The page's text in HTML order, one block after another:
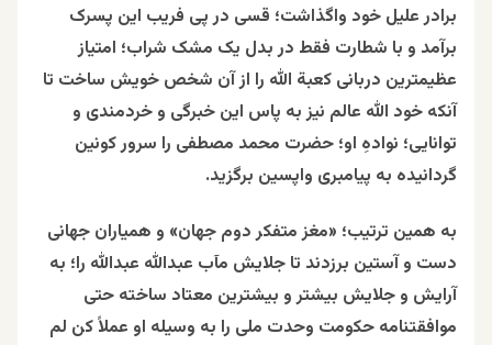
برادر علیل خود واگذاشت؛ قسی در پی فریب این پسرک
برآمد و با شطارت فقط در بدل یک مشک شراب؛ امتیاز
عظیمترین دربانی کعبة الله را از آن شخص خویش ساخت تا
آنکه خود الله عالم نیز به پاس این خبرگی و خردمندی و
توانایی؛ نوادهِ او؛ حضرت محمد مصطفی را سرور کونین
گردانیده به پیامبری واپسین برگزید.
به همین ترتیب؛ «مغز متفکر دوم جهان» و همیاران جهانی
دست و آستین برزدند تا جلایش مآب عبدالله عبدالله را؛ به
آرایش و جلایش بیشتر و بیشترین معتاد ساخته حتی
موافقتنامه حکومت وحدت ملی را به وسیله او عملاً کن لم